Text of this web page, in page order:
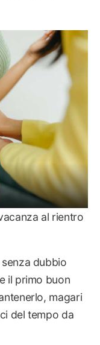
al rientro
senza dubbio
il primo buon
magari
del tempo da